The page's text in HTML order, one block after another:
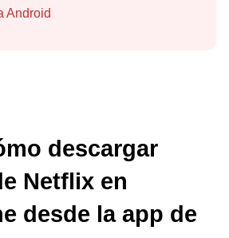
Android
descargar
Netflix en
desde la app de